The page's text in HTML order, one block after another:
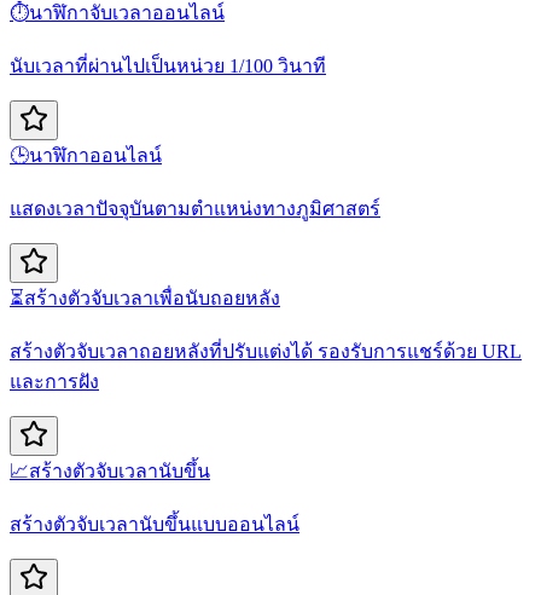
⏱️นาฬิกาจับเวลาออนไลน์
นับเวลาที่ผ่านไปเป็นหน่วย 1/100 วินาที
🕒นาฬิกาออนไลน์
แสดงเวลาปัจจุบันตามตำแหน่งทางภูมิศาสตร์
⏳สร้างตัวจับเวลาเพื่อนับถอยหลัง
สร้างตัวจับเวลาถอยหลังที่ปรับแต่งได้ รองรับการแชร์ด้วย URL
และการฝัง
📈สร้างตัวจับเวลานับขึ้น
สร้างตัวจับเวลานับขึ้นแบบออนไลน์